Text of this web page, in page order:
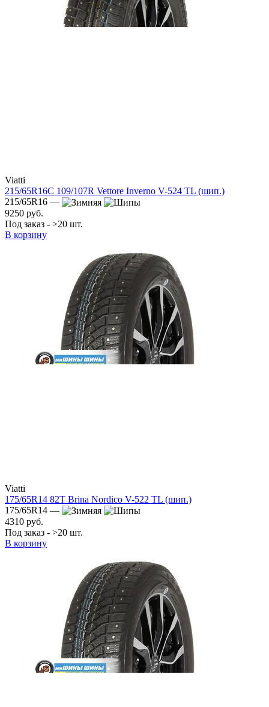
Viatti
215/65R16C 109/107R Vettore Inverno V-524 TL (шип.)
215/65R16 —
9250 руб.
Под заказ - >20 шт.
В корзину
Viatti
175/65R14 82T Brina Nordico V-522 TL (шип.)
175/65R14 —
4310 руб.
Под заказ - >20 шт.
В корзину